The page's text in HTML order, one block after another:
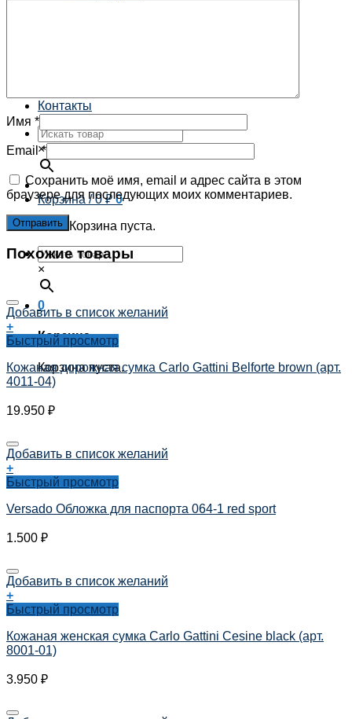
Контакты
×
Корзина /0₽ 0
Корзина пуста.
×
0
Корзина
Корзина пуста.
Имя *
Email*
Сохранить моё имя, email и адрес сайта в этом
браузере для последующих моих комментариев.
Похожие товары
Добавить в список желаний
+
Быстрый просмотр
Кожаная дорожная сумка Carlo Gattini Belforte brown (арт.
4011-04)
19.950 ₽
Добавить в список желаний
+
Быстрый просмотр
Versado Обложка для паспорта 064-1 red sport
1.500 ₽
Добавить в список желаний
+
Быстрый просмотр
Кожаная женская сумка Carlo Gattini Cesine black (арт.
8001-01)
3.950 ₽